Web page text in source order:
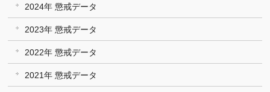
2024年 懲戒データ
2023年 懲戒データ
2022年 懲戒データ
2021年 懲戒データ